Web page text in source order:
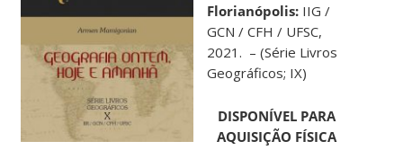
Florianópolis: IIG /
GCN / CFH / UFSC,
2021. – (Série Livros
Geográficos; IX)
DISPONÍVEL PARA
AQUISIÇÃO FÍSICA